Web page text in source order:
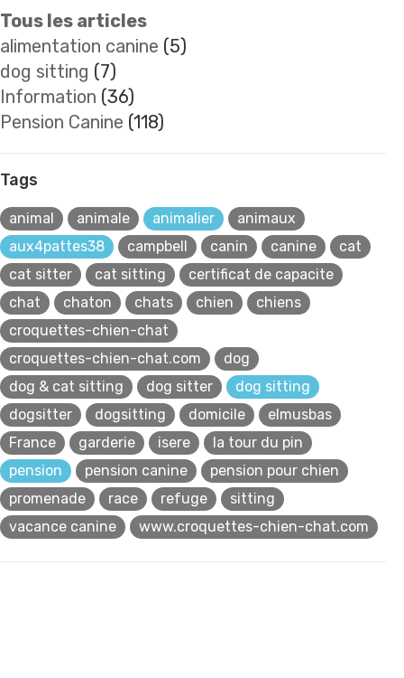
Tous les articles
alimentation canine (5)
dog sitting (7)
Information (36)
Pension Canine (118)
Tags
animal animale animalier
animaux
aux4pattes38
campbell canin canine
cat
cat sitter
cat sitting
certificat de capacite
chat
chaton chats chien
chiens
croquettes-chien-chat
croquettes-chien-chat.com
dog
dog & cat sitting
dog sitter
dog sitting
dogsitter
dogsitting domicile
elmusbas
France
garderie isere
la tour du pin
pension
pension canine
pension pour chien
promenade
race refuge
sitting
vacance canine
www.croquettes-chien-chat.com